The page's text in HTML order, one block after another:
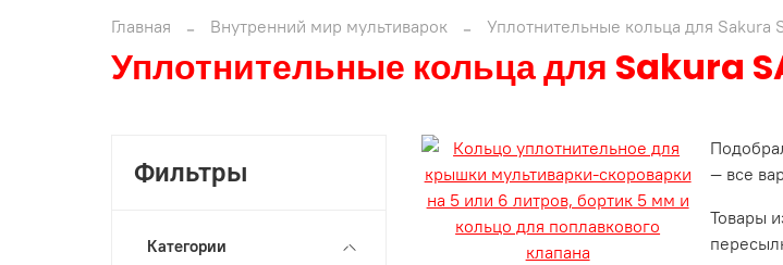
Главная Внутренний мир мультиварок Уплотнительные кольца для Sakura
Уплотнительные кольца для Sakura
— все
Товары
Фильтры
Категории